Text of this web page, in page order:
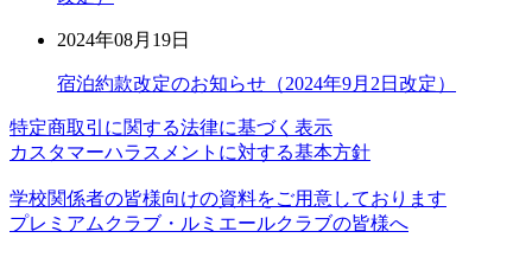
2024年08月19日
宿泊約款改定のお知らせ（2024年9月2日改定）
特定商取引に関する法律に基づく表示
カスタマーハラスメントに対する基本方針
学校関係者の皆様向けの資料をご用意しております
プレミアムクラブ・ルミエールクラブの皆様へ